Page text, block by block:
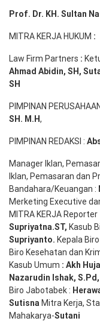
Prof. Dr. KH. Sultan
MITRA KERJA HUKUM :
Law Firm Partners :
Ahmad Abidin, SH,
SH
PIMPINAN
SH . M.H,
PIMPINAN REDAKSI :
Manager Iklan,
Iklan, Pemasaran dan
Bandahara/Keuangan :
Merketing Executive
MITRA KERJA
Supriyatna.ST, Kasub
Supriyanto. Kepala
Biro Kesehatan dan
Kasub Umum : Akh
Nazarudin Ishak, S.Pd ,
Biro Jabotabek :
Sutisna Mitra Kerja,
Mahakarya-Sutani